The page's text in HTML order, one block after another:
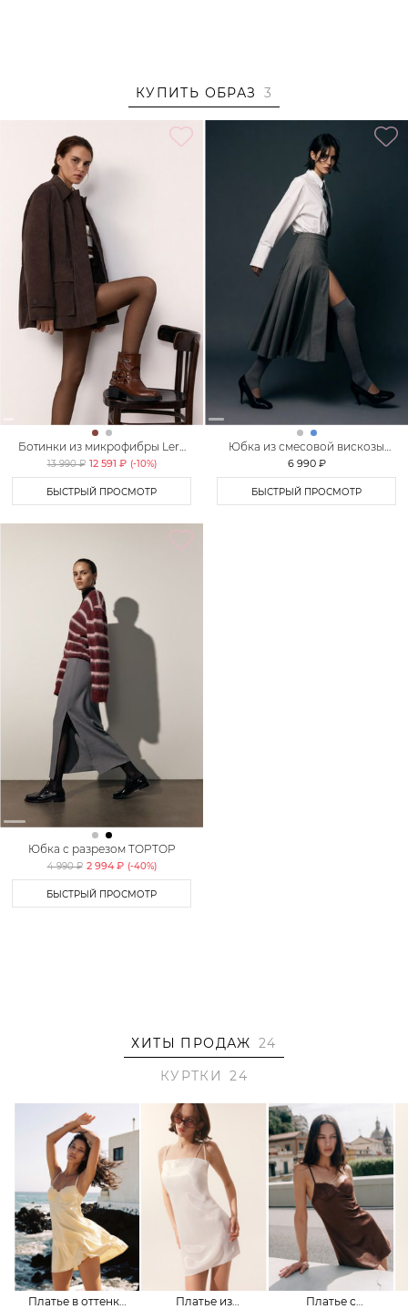
материал, который отлично сохраняет форму и цвет.
Образ
На Саше размер S, параметры 83/59/89, рост 173 см.
Образ дополнен
БОТИНКИ ИЗ МИКРОФИБРЫ LERA
NENA UNREAL
ЮБКА ИЗ СМЕСОВОЙ ВИСКОЗЫ
TOPTOP
ЮБКА С РАЗРЕЗОМ TOPTOP
КУПИТЬ ОБРАЗ 3
Ботинки из микрофибры Lera
Nena Unreal
13 990 ₽ 12 591 ₽ (-10%)
БЫСТРЫЙ ПРОСМОТР
Юбка из смесовой вискозы
TOPTOP
6 990 ₽
БЫСТРЫЙ ПРОСМОТР
Юбка с разрезом TOPTOP
4 990 ₽ 2 994 ₽ (-40%)
БЫСТРЫЙ ПРОСМОТР
ХИТЫ ПРОДАЖ 24
КУРТКИ
24
Платье в оттенке
Платье из
Платье с